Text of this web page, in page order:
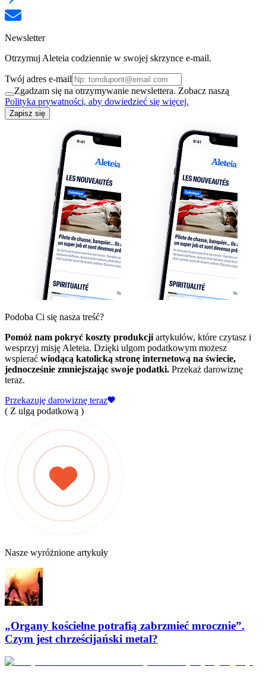
Newsletter
Otrzymuj Aleteia codziennie w swojej skrzynce e-mail.
Twój adres e-mail
Zgadzam się na otrzymywanie newslettera. Zobacz naszą
Polityka prywatności, aby dowiedzieć się więcej.
Zapisz się
Podoba Ci się nasza treść?
Pomóż nam pokryć koszty produkcji artykułów, które czytasz i
wesprzyj misję Aleteia. Dzięki ulgom podatkowym możesz
wspierać wiodącą katolicką stronę internetową na świecie,
jednocześnie zmniejszając swoje podatki. Przekaż darowiznę
teraz.
Przekazuję darowiznę teraz
( Z ulgą podatkową )
Nasze wyróżnione artykuły
„Organy kościelne potrafią zabrzmieć mrocznie”.
Czym jest chrześcijański metal?